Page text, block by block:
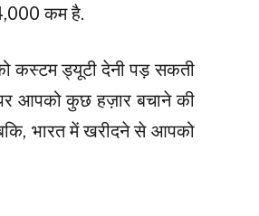
कम है.
कस्टम ड्यूटी देनी पड़ सकती
आपको कुछ हज़ार बचाने की
भारत में खरीदने से आपको